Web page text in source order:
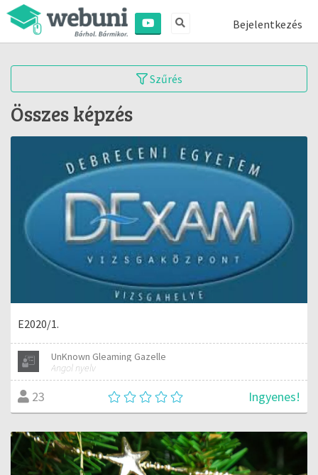
Bejelentkezés
Szűrés
Összes képzés
E2020/1.
UnKnown Gleaming Gazelle
Angol nyelv
23 Ingyenes!